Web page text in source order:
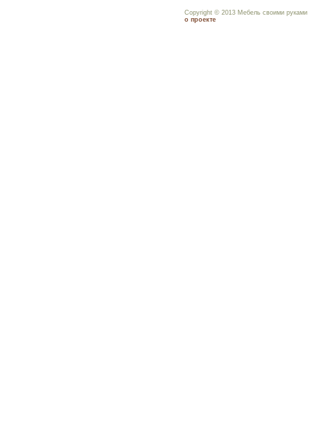
Copyright © 2013 Мебель своими руками
о проекте